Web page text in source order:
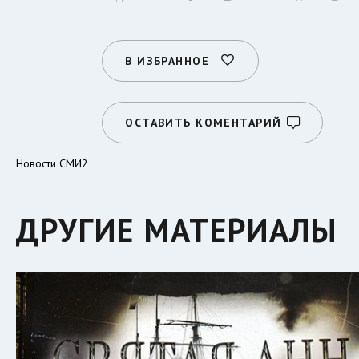
В ИЗБРАННОЕ
ОСТАВИТЬ КОМЕНТАРИЙ
Новости СМИ2
ДРУГИЕ МАТЕРИАЛЫ